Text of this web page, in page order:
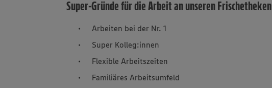
Super-Gründe für die Arbeit an unseren Frischetheken
Arbeiten bei der Nr. 1
Super Kolleg:innen
Flexible Arbeitszeiten
Familiäres Arbeitsumfeld